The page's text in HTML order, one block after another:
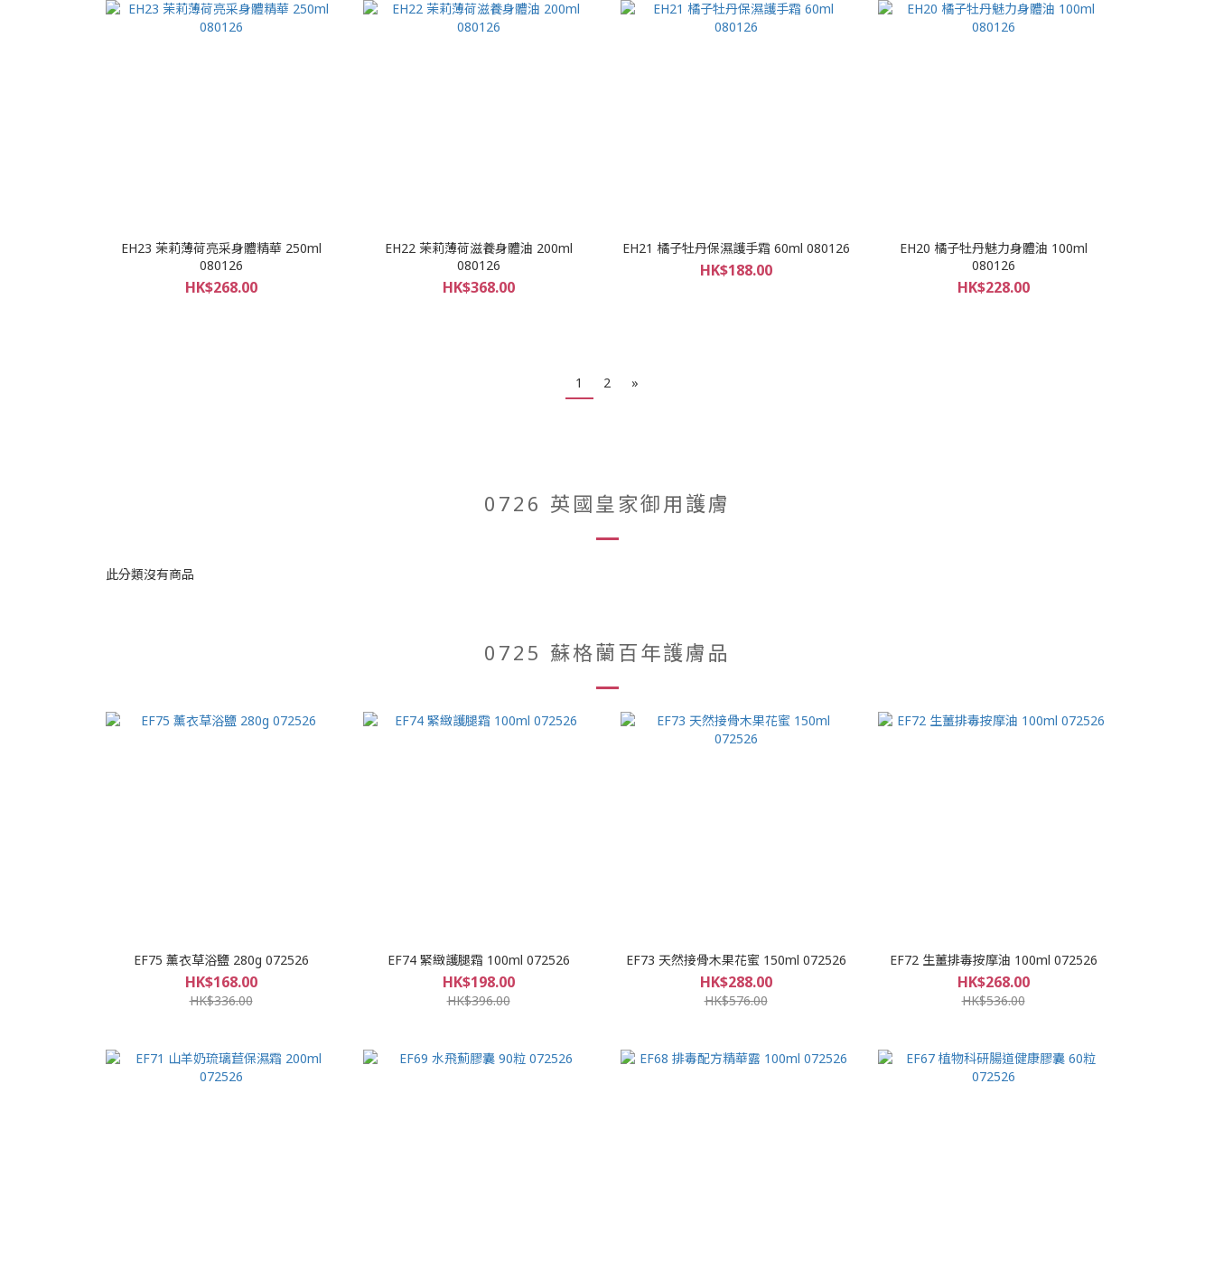
EH23 茉莉薄荷亮采身體精華 250ml
080126
HK$268.00
EH22 茉莉薄荷滋養身體油 200ml
080126
HK$368.00
EH21 橘子牡丹保濕護手霜 60ml 080126
HK$188.00
EH20 橘子牡丹魅力身體油 100ml
080126
HK$228.00
1 2 »
0726 英國皇家御用護膚
此分類沒有商品
0725 蘇格蘭百年護膚品
EF75 薰衣草浴鹽 280g 072526
HK$168.00
HK$336.00
EF74 緊緻護腿霜 100ml 072526
HK$198.00
HK$396.00
EF73 天然接骨木果花蜜 150ml 072526
HK$288.00
HK$576.00
EF72 生薑排毒按摩油 100ml 072526
HK$268.00
HK$536.00